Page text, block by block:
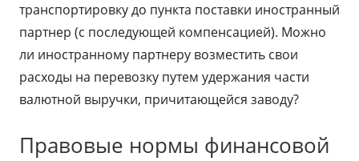
транспортировку до пункта поставки иностранный
партнер (с последующей компенсацией). Можно
ли иностранному партнеру возместить свои
расходы на перевозку путем удержания части
валютной выручки, причитающейся заводу?
Правовые нормы финансовой